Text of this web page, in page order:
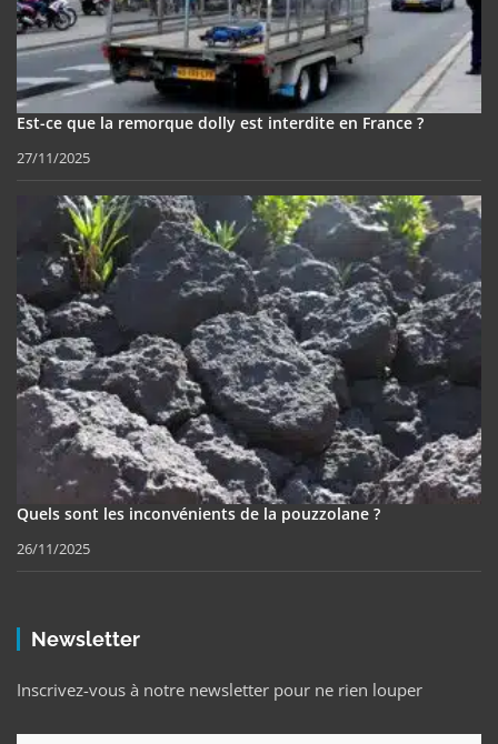
Est-ce que la remorque dolly est interdite en France ?
27/11/2025
Quels sont les inconvénients de la pouzzolane ?
26/11/2025
Newsletter
Inscrivez-vous à notre newsletter pour ne rien louper